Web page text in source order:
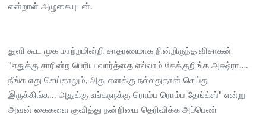
என்றாள் அழுகையுடன்.
துளி கூட முக மாற்றமின்றி சாதரணமாக நின்றிருந்த விசாகன்
"எதுக்கு சாரின்ற பெரிய வார்த்தை எல்லாம் கேக்குறிங்க அக்ஷ்ரா….
நீங்க எது செய்தாலும், அது எனக்கு நல்லதுதான் செய்து
இருக்கிங்க... அதுக்கு உங்களுக்கு ரொம்ப ரொம்ப தேங்க்ஸ்" என்று
அவன் கைகளை குவித்து நன்றியை தெரிவிக்க அப்பெண்